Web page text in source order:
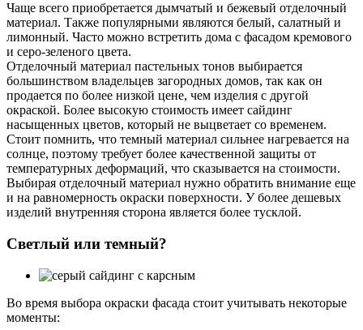
Чаще всего приобретается дымчатый и бежевый отделочный
материал. Также популярными являются белый, салатный и
лимонный. Часто можно встретить дома с фасадом кремового
и серо-зеленого цвета.
Отделочный материал пастельных тонов выбирается
большинством владельцев загородных домов, так как он
продается по более низкой цене, чем изделия с другой
окраской. Более высокую стоимость имеет сайдинг
насыщенных цветов, который не выцветает со временем.
Стоит помнить, что темный материал сильнее нагревается на
солнце, поэтому требует более качественной защиты от
температурных деформаций, что сказывается на стоимости.
Выбирая отделочный материал нужно обратить внимание еще
и на равномерность окраски поверхности. У более дешевых
изделий внутренняя сторона является более тусклой.
Светлый или темный?
Во время выбора окраски фасада стоит учитывать некоторые
моменты: